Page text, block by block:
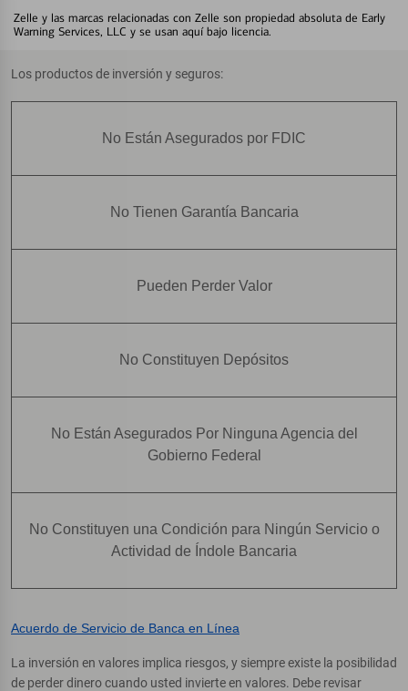
Zelle y las marcas relacionadas con Zelle son propiedad absoluta de Early
Warning Services, LLC y se usan aquí bajo licencia.
Los productos de inversión y seguros:
No Están Asegurados por FDIC
No Tienen Garantía Bancaria
Pueden Perder Valor
No Constituyen Depósitos
No Están Asegurados Por Ninguna Agencia del
Gobierno Federal
No Constituyen una Condición para Ningún Servicio o
Actividad de Índole Bancaria
Acuerdo de Servicio de Banca en Línea
La inversión en valores implica riesgos, y siempre existe la posibilidad
de perder dinero cuando usted invierte en valores. Debe revisar